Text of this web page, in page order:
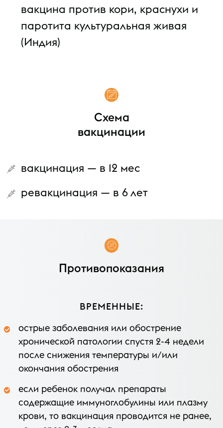
вакцина против кори, краснухи и
паротита культуральная живая
(Индия)
Схема
вакцинации
вакцинация — в 12 мес
ревакцинация — в 6 лет
Противопоказания
ВРЕМЕННЫЕ:
острые заболевания или обострение
хронической патологии спустя 2-4 недели
после снижения температуры и/или
окончания обострения
если ребенок получал препараты
содержащие иммуноглобулины или плазму
крови, то вакцинация проводится не ранее,